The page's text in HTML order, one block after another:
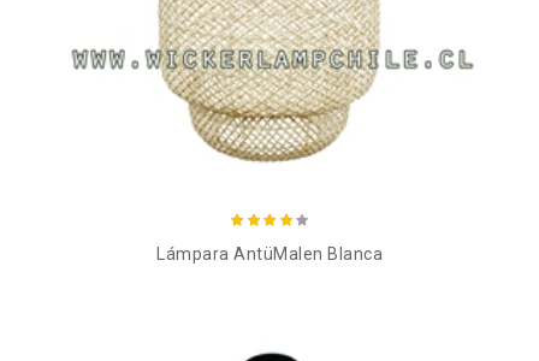
Añadir al carro
Lámpara AntüMalen Blanca